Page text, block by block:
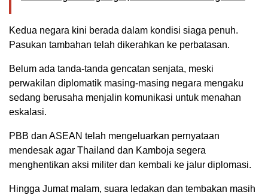
Kedua negara kini berada dalam kondisi siaga penuh.
Pasukan tambahan telah dikerahkan ke perbatasan.
Belum ada tanda-tanda gencatan senjata, meski
perwakilan diplomatik masing-masing negara mengaku
sedang berusaha menjalin komunikasi untuk menahan
eskalasi.
PBB dan ASEAN telah mengeluarkan pernyataan
mendesak agar Thailand dan Kamboja segera
menghentikan aksi militer dan kembali ke jalur diplomasi.
Hingga Jumat malam, suara ledakan dan tembakan masih